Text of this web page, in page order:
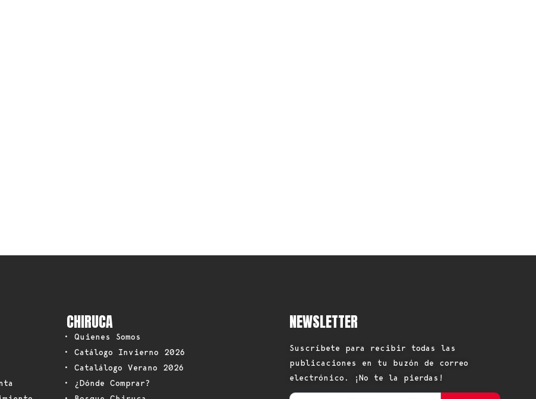
CHIRUCA
• Quienes Somos
• Catálogo Invierno 2026
• Catalálogo Verano 2026
• ¿Dónde Comprar?
NEWSLETTER
Suscríbete para recibir todas las
publicaciones en tu buzón de correo
electrónico. ¡No te la pierdas!